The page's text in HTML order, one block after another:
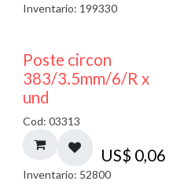
Inventario: 199330
Poste circon
383/3.5mm/6/R x
und
Cod: 03313
US$ 0,06
Inventario: 52800